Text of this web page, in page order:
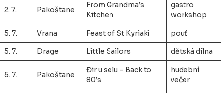
2. 7. Pakoštane
From Grandma’s
Kitchen
gastro
workshop
5. 7. Vrana Feast of St Kyriaki pouť
5. 7. Drage Little Sailors dětská dílna
5. 7. Pakoštane
Đir u selu – Back to
80’s
hudební
večer